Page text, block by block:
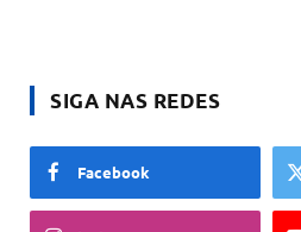
SIGA NAS REDES
Facebook